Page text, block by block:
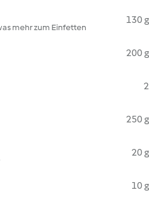
mehr zum Einfetten
130 g
200 g
2
250 g
20 g
10 g